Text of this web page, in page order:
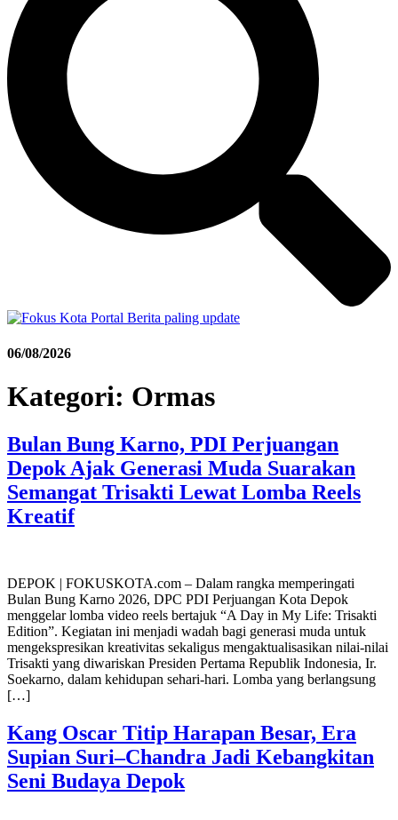
06/08/2026
Kategori: Ormas
Bulan Bung Karno, PDI Perjuangan
Depok Ajak Generasi Muda Suarakan
Semangat Trisakti Lewat Lomba Reels
Kreatif
DEPOK | FOKUSKOTA.com – Dalam rangka memperingati
Bulan Bung Karno 2026, DPC PDI Perjuangan Kota Depok
menggelar lomba video reels bertajuk “A Day in My Life: Trisakti
Edition”. Kegiatan ini menjadi wadah bagi generasi muda untuk
mengekspresikan kreativitas sekaligus mengaktualisasikan nilai-nilai
Trisakti yang diwariskan Presiden Pertama Republik Indonesia, Ir.
Soekarno, dalam kehidupan sehari-hari. Lomba yang berlangsung
[…]
Kang Oscar Titip Harapan Besar, Era
Supian Suri–Chandra Jadi Kebangkitan
Seni Budaya Depok